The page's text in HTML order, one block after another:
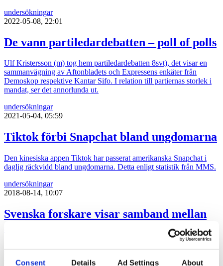
Consent Details Ad Settings About
undersökningar
2022-05-08, 22:01
De vann partiledardebatten – poll of polls
Ulf Kristersson (m) tog hem partiledardebatten 8svt), det visar en
sammanvägning av Aftonbladets och Expressens enkäter från
Demoskop respektive Kantar Sifo. I relation till partiernas storlek i
mandat, ser det annorlunda ut.
undersökningar
2021-05-04, 05:59
Tiktok förbi Snapchat bland ungdomarna
Den kinesiska appen Tiktok har passerat amerikanska Snapchat i
daglig räckvidd bland ungdomarna. Detta enligt statistik från MMS.
undersökningar
2018-08-14, 10:07
Svenska forskare visar samband mellan
skatteparadis och miljöförstöring
Forskarna från Stockholm Resilience Centre, Kungliga